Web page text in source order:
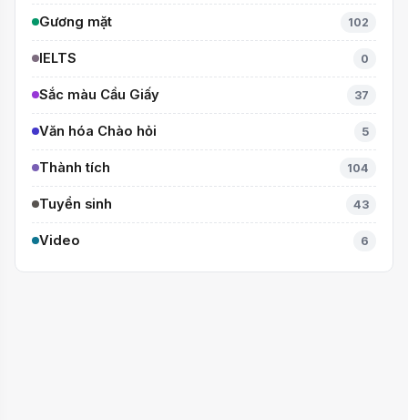
Gương mặt 102
IELTS 0
Sắc màu Cầu Giấy 37
Văn hóa Chào hỏi 5
Thành tích 104
Tuyển sinh 43
Video 6